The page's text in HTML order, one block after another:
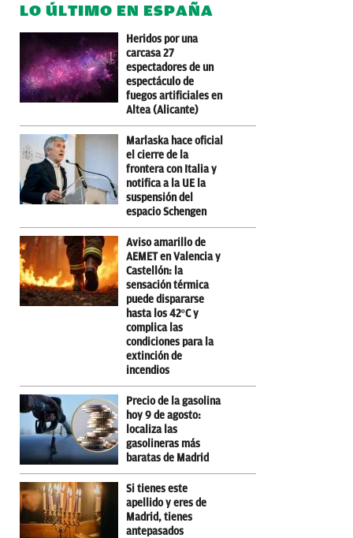
LO ÚLTIMO EN ESPAÑA
Heridos por una
carcasa 27
espectadores de un
espectáculo de
fuegos artificiales en
Altea (Alicante)
Marlaska hace oficial
el cierre de la
frontera con Italia y
notifica a la UE la
suspensión del
espacio Schengen
Aviso amarillo de
AEMET en Valencia y
Castellón: la
sensación térmica
puede dispararse
hasta los 42ºC y
complica las
condiciones para la
extinción de
incendios
Precio de la gasolina
hoy 9 de agosto:
localiza las
gasolineras más
baratas de Madrid
Si tienes este
apellido y eres de
Madrid, tienes
antepasados